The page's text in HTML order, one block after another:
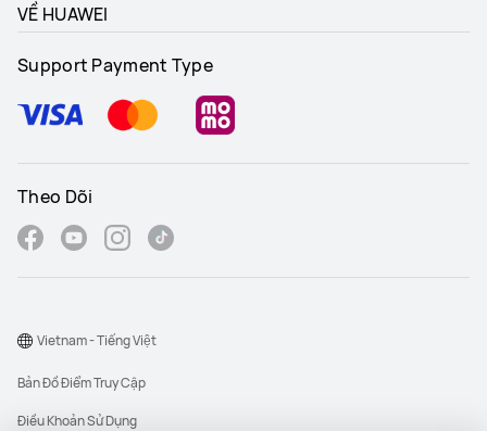
VỀ HUAWEI
Support Payment Type
Theo Dõi
Bản Đồ Điểm Truy Cập
Điều Khoản Sử Dụng
Vietnam - Tiếng Việt